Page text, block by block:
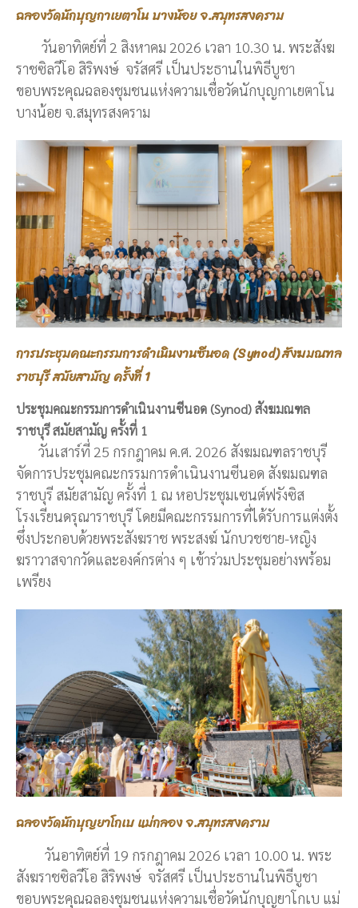
ฉลองวัดนักบุญกาเยตาโน บางน้อย จ.สมุทรสงคราม
วันอาทิตย์ที่ 2 สิงหาคม 2026 เวลา 10.30 น. พระสังฆ
ราชซิลวีโอ สิริพงษ์ จรัสศรี เป็นประธานในพิธีบูชา
ขอบพระคุณฉลองชุมชนแห่งความเชื่อวัดนักบุญกาเยตาโน
บางน้อย จ.สมุทรสงคราม
การประชุมคณะกรรมการดำเนินงานซีนอด (Synod) สังฆมณฑล
ราชบุรี สมัยสามัญ ครั้งที่ 1
ประชุมคณะกรรมการดำเนินงานซีนอด (Synod) สังฆมณฑล
ราชบุรี สมัยสามัญ ครั้งที่ 1
วันเสาร์ที่ 25 กรกฎาคม ค.ศ. 2026 สังฆมณฑลราชบุรี
จัดการประชุมคณะกรรมการดำเนินงานซีนอด สังฆมณฑล
ราชบุรี สมัยสามัญ ครั้งที่ 1 ณ หอประชุมเซนต์ฟรังซิส
โรงเรียนดรุณาราชบุรี โดยมีคณะกรรมการที่ได้รับการแต่งตั้ง
ซึ่งประกอบด้วยพระสังฆราช พระสงฆ์ นักบวชชาย-หญิง
ฆราวาสจากวัดและองค์กรต่าง ๆ เข้าร่วมประชุมอย่างพร้อม
เพรียง
ฉลองวัดนักบุญยาโกเบ แม่กลอง จ.สมุทรสงคราม
วันอาทิตย์ที่ 19 กรกฎาคม 2026 เวลา 10.00 น. พระ
สังฆราชซิลวีโอ สิริพงษ์ จรัสศรี เป็นประธานในพิธีบูชา
ขอบพระคุณฉลองชุมชนแห่งความเชื่อวัดนักบุญยาโกเบ แม่